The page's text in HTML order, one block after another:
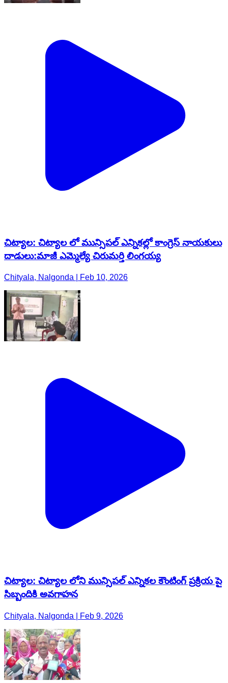
చిట్యాల: చిట్యాల లో మున్సిపల్ ఎన్నికల్లో కాంగ్రెస్ నాయకులు
దాడులు:మాజీ ఎమ్మెల్యే చిరుమర్తి లింగయ్య
Chityala, Nalgonda | Feb 10, 2026
చిట్యాల: చిట్యాల లోని మున్సిపల్ ఎన్నికల కౌంటింగ్ ప్రక్రియ పై
సిబ్బందికి అవగాహన
Chityala, Nalgonda | Feb 9, 2026